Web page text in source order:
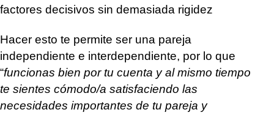
factores decisivos sin demasiada rigidez
Hacer esto te permite ser una pareja
independiente e interdependiente, por lo que
“funcionas bien por tu cuenta y al mismo tiempo
te sientes cómodo/a satisfaciendo las
necesidades importantes de tu pareja y